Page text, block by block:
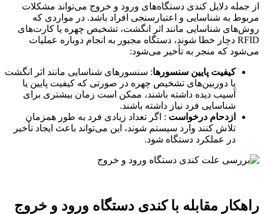
از جمله دلایل کندی دستگاه‌های ورود و خروج می‌تواند مشکلات
مربوط به شناسایی و اعتبارسنجی افراد باشد. در مواردی که
روش‌های شناسایی مانند اثر انگشت، تشخیص چهره یا کارت‌های
RFID دچار خطا شوند، دستگاه مجبور به انجام دوباره عملیات
می‌شود که منجر به تأخیر می‌شود:
کیفیت پایین سنسورها: سنسورهای شناسایی مانند اثر انگشت
یا دوربین‌های تشخیص چهره در صورتی که کیفیت پایین یا
آسیب دیده داشته باشند، ممکن است زمان بیشتری برای
شناسایی فرد نیاز داشته باشند.
ازدحام درخواست‌ : اگر تعداد زیادی فرد به طور همزمان
تلاش کنند وارد سیستم شوند، این می‌تواند باعث ایجاد تأخیر
در عملکرد دستگاه شود.
راهکار مقابله با کندی دستگاه ورود و خروج